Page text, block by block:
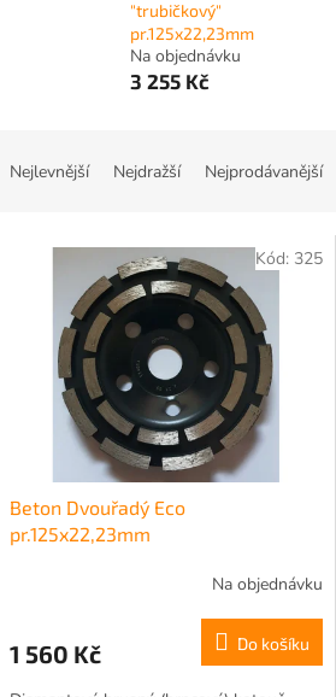
"trubičkový"
pr.125x22,23mm
Na objednávku
3 255 Kč
Nejlevnější Nejdražší Nejprodávanější
Beton Dvouřadý Eco
pr.125x22,23mm
Na objednávku
1 560 Kč Do košíku
Kód: 325